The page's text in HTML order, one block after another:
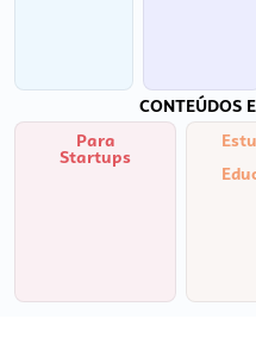
CONTEÚDOS
Para
Startups